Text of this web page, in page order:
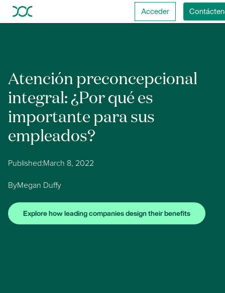
Acceder
Atención preconcepcional
integral: ¿Por qué es
importante para sus
empleados?
Published:March 8, 2022
ByMegan Duffy
Explore how leading companies design their benefits